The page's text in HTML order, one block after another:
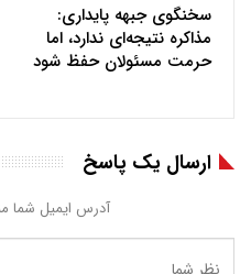
سخنگوی جبهه پایداری:
مذاکره نتیجه‌ای ندارد، اما
حرمت مسئولان حفظ شود
ارسال یک پاسخ
آدرس ایمیل شما